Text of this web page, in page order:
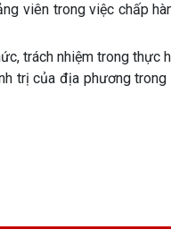
viên trong việc chấp
trách nhiệm trong thực
trị của địa phương